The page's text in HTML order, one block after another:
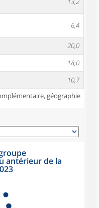
6,4
20,0
18,0
10,7
géographie
antérieur de la